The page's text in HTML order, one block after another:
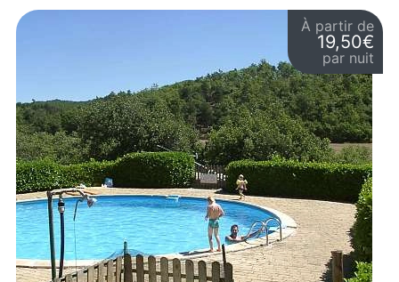
À partir de
19,50€
par nuit